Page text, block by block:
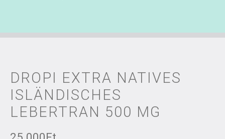
DROPI EXTRA NATIVES
ISLÄNDISCHES
LEBERTRAN 500 MG